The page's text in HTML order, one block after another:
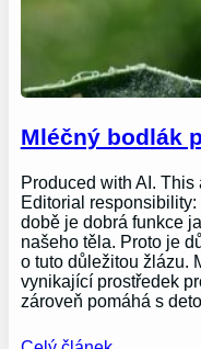
Mléčný bodlák
Produced with AI.
Editorial
době je dobrá funkce
našeho těla. Proto je
o tuto důležitou žlázu.
vynikající prostředek
zároveň pomáhá s